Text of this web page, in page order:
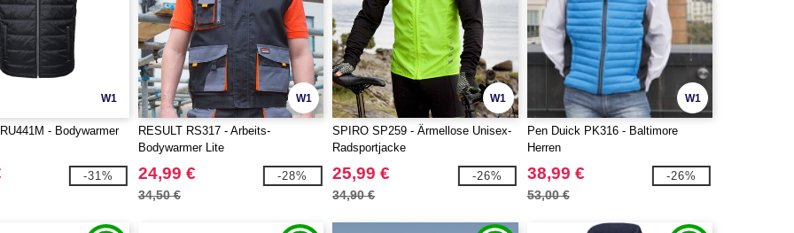
W1
- Bodywarmer
-31%
W1
RESULT RS317 - Arbeits-
Bodywarmer Lite
24,99 €
34,50 €
-28%
W1
SPIRO SP259 - Ärmellose Unisex-
Radsportjacke
25,99 €
34,90 €
-26%
W1
Pen Duick PK316 - Baltimore
Herren
38,99 €
53,00 €
-26%